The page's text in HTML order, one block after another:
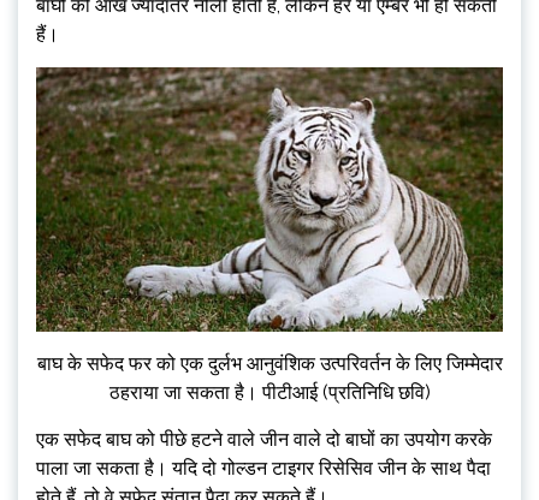
बाघों की आंखें ज्यादातर नीली होती हैं, लेकिन हरे या एम्बर भी हो सकती
हैं।
बाघ के सफेद फर को एक दुर्लभ आनुवंशिक उत्परिवर्तन के लिए जिम्मेदार
ठहराया जा सकता है। पीटीआई (प्रतिनिधि छवि)
एक सफेद बाघ को पीछे हटने वाले जीन वाले दो बाघों का उपयोग करके
पाला जा सकता है। यदि दो गोल्डन टाइगर रिसेसिव जीन के साथ पैदा